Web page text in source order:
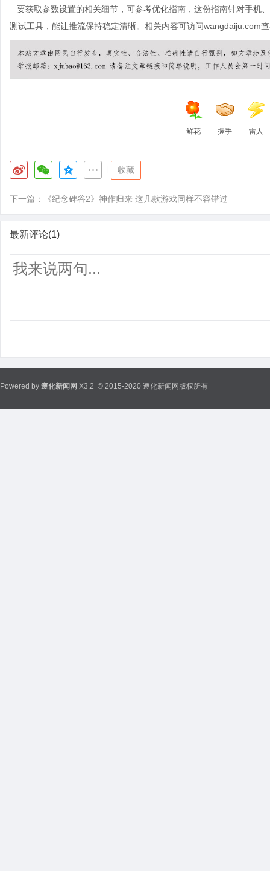
要获取参数设置的相关细节，可参考优化指南，这份指南针对手机
测试工具，能让推流保持稳定清晰。相关内容可访问wangdaiju.com
鲜花 握手 雷人
收藏
下一篇： 《纪念碑谷2》神作归来 这几款游戏同样不容错过
最新评论(1)
Powered by 遵化新闻网 X3.2 © 2015-2020 遵化新闻网版权所有